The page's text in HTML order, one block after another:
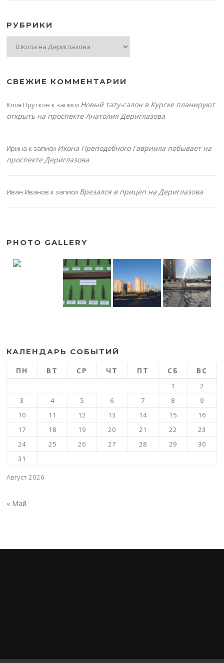
РУБРИКИ
СВЕЖИЕ КОММЕНТАРИИ
Коля Прутков к записи Новый тату-салон в Курске планируют
открыть на проспекте Анатолия Дериглазова
Ирина к записи Икона Преподобного Гавриила побывает на
проспекте Дериглазова
Иван Иванов к записи Врезался в прицеп на Дериглазова
PHOTO GALLERY
КАЛЕНДАРЬ СОБЫТИЙ
Август 2026
ПН ВТ СР ЧТ ПТ СБ ВС
1
2
3
4 5 6 7 8
9
10
11 12 13 14 15
16
17
18 19 20 21 22
23
24
25 26 27 28 29
30
31
« Май